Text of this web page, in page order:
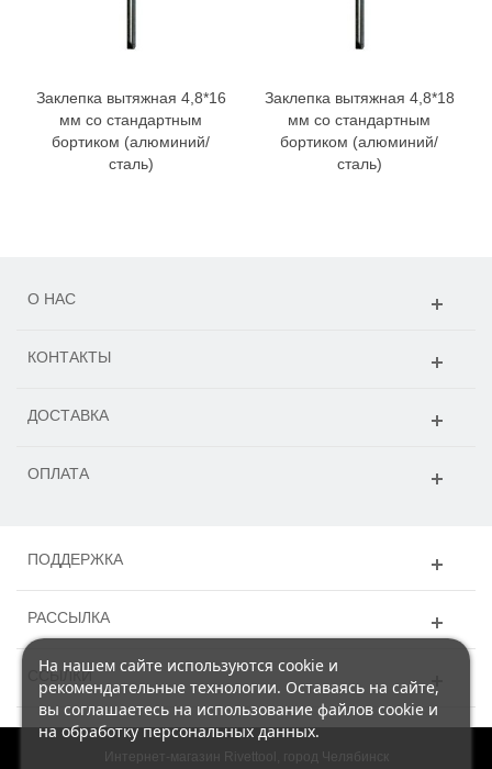
Заклепка вытяжная 4,8*16
мм со стандартным
бортиком (алюминий/
сталь)
Заклепка вытяжная 4,8*18
мм со стандартным
бортиком (алюминий/
сталь)
О НАС
КОНТАКТЫ
ДОСТАВКА
ОПЛАТА
ПОДДЕРЖКА
РАССЫЛКА
ССЫЛКИ
На нашем сайте используются cookie и
рекомендательные технологии. Оставаясь на сайте,
вы соглашаетесь на использование файлов cookie и
на обработку персональных данных.
Интернет-магазин Rivettool, город Челябинск